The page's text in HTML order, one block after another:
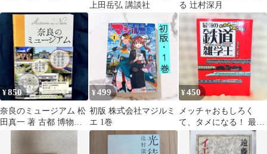
上田岳弘 講談社
る 辻村深月
¥850
奈良のミュージアム 松
田真一 著 古都 博物館
¥ 499
初版 株式会社マジルミ
エ 1巻
¥450
メッチャおもしろく
て、タメになる！ 最強
の鉄道雑学王 河出書房
新社 中古本